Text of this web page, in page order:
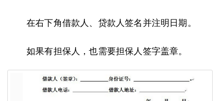
在右下角借款人、贷款人签名并注明日期。
如果有担保人，也需要担保人签字盖章。